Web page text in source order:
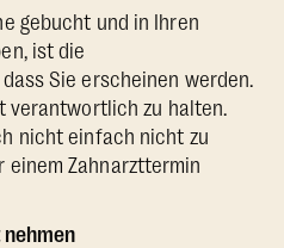
gebucht und in Ihren
ist die
Sie erscheinen werden.
verantwortlich zu halten.
nicht einfach nicht zu
einem Zahnarzttermin